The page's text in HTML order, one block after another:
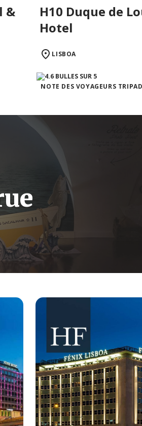
&
H10 Duque de
Hotel
LISBOA
NOTE DES VOYAGEURS